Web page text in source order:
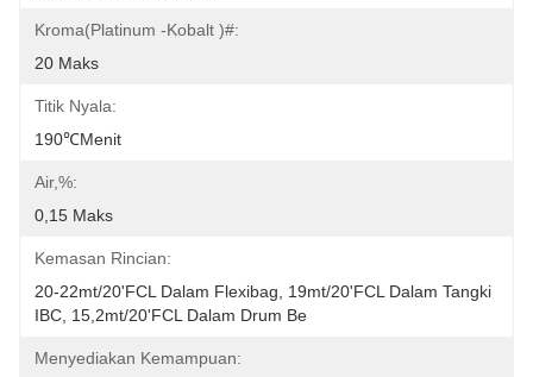
Kroma(platinum -kobalt )#:
20 Maks
Titik Nyala:
190℃menit
Air,%:
0,15 Maks
Kemasan Rincian:
20-22mt/20'FCL Dalam Flexibag, 19mt/20'FCL Dalam Tangki
IBC, 15,2mt/20'FCL Dalam Drum Be
Menyediakan Kemampuan: